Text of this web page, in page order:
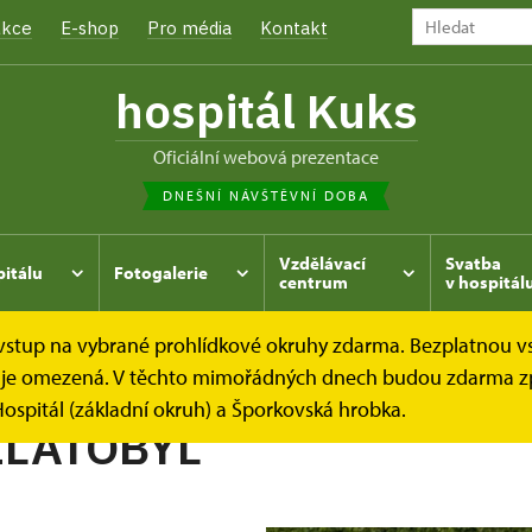
E-shop Pro média Kontakt
hospitál Kuks
oficiální webová prezentace
DNEŠNÍ NÁVŠTĚVNÍ DOBA
Fotogalerie
Vzdělávací
centrum
Svatba
v
na vybrané prohlídkové okruhy zdarma. Bezplatnou
omezená. V těchto mimořádných dnech budou zdarma
(základní okruh) a Šporkovská hrobka.
Kukský herbář - aneb co u nás roste... CELÍK